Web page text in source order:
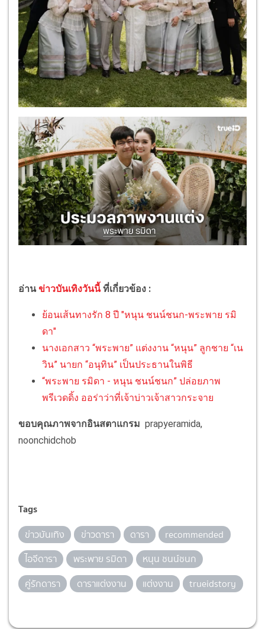
อ่านข่าวบันเทิงวันนี้ ที่เกี่ยวข้อง :
ย้อนเส้นทางรัก 8 ปี "หนุน ชนน์ชนก-พระพาย รมิ
ดา"
นางเอกสาว “พระพาย” แต่งงาน “หนุน” ลูกชาย “เน
วิน” นายก “อนุทิน” เป็นประธานในพิธี
“พระพาย รมิดา - หนุน ชนน์ชนก” ปล่อยภาพ
พรีเวดดิ้ง ออร่าว่าที่เจ้าบ่าวเจ้าสาวกระจาย
ขอบคุณภาพจากอินสตาแกรม prapyeramida,
noonchidchob
Tags
ข่าวบันเทิง ข่าวดารา ดารา
recommended
ไอจีดารา
พระพาย รมิดา
หนุน ชนน์ชนก
คู่รักดารา
ดาราแต่งงาน แต่งงาน trueidstory